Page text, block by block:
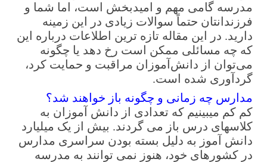
مدرسه گامی مهم و امیدبخش است، اما شما و
فرزندانتان حتماً سوالات زیادی در این زمینه
دارید. در این مقاله تازه­ ترین اطلاعات درباره این
که چه مسائلی ممکن است رخ دهد یا چگونه
می‌توان از دانش‌آموزان مراقبت و حمایت کرد،
گردآوری شده است.
مدارس چه زمانی و چگونه باز خواهند شد؟
کم­ کم می­بینیم که تعدادی از دانش ­آموزان به
کلاسهای درس باز می­ گردند. بیش از یک میلیارد
دانش آموز به دلیل بسته بودن سراسری مدارس
در کشورهای خود، هنوز نمی توانند به مدرسه